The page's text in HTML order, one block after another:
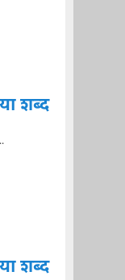
शब्द
शब्द